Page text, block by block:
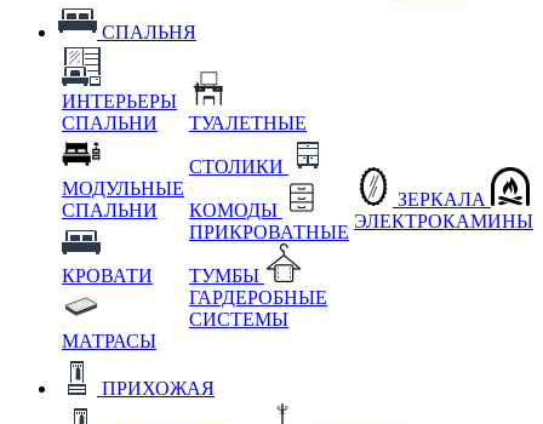
СПАЛЬНЯ
ИНТЕРЬЕРЫ
СПАЛЬНИ
МОДУЛЬНЫЕ
СПАЛЬНИ
КРОВАТИ
МАТРАСЫ
ТУАЛЕТНЫЕ
СТОЛИКИ
КОМОДЫ
ПРИКРОВАТНЫЕ
ТУМБЫ
ГАРДЕРОБНЫЕ
СИСТЕМЫ
ЗЕРКАЛА
ЭЛЕКТРОКАМИНЫ
ПРИХОЖАЯ